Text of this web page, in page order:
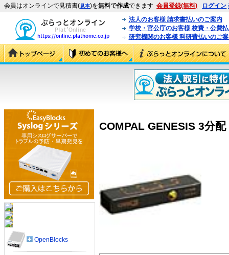
会員はオンラインで見積書(見本)を無料で作成できます 会員登録(無料) ログイン
法人のお客様 請求書払いのご案内
学校・官公庁のお客様 校費・公費
研究機関のお客様 科研費払いのご
COMPAL GENESIS 3分
OpenBlocks